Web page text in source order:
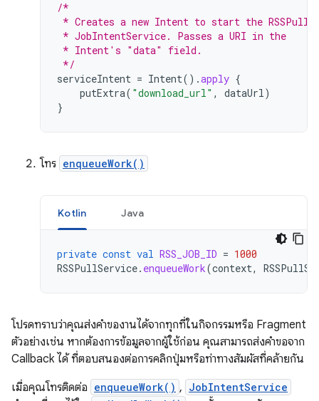
/*
* Creates a new Intent to start the
* JobIntentService. Passes a URI in the
* Intent's "data" field.
*/
serviceIntent = Intent().apply {
putExtra( "download_url" , dataUrl)
}
โทร enqueueWork()
Kotlin Java
private const val RSS_JOB_ID = 1000
RSSPullService. enqueueWork(context,
โปรดทราบว่าคุณส่งคำของานได้จากทุกที่ในกิจกรรมหรือ Fragment
ตัวอย่างเช่น หากต้องการข้อมูลจากผู้ใช้ก่อน คุณสามารถส่งคำขอจาก
Callback ได้ ที่ตอบสนองต่อการคลิกปุ่มหรือท่าทางสัมผัสที่คล้ายกัน
เมื่อคุณโทรติดต่อ enqueueWork() , JobIntentService